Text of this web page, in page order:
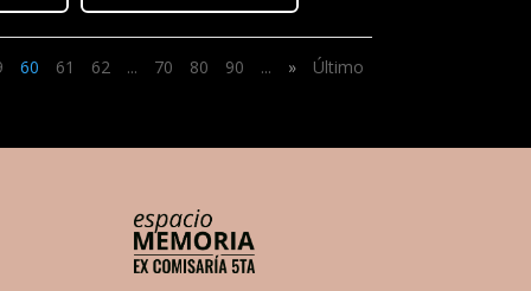
60 61 62 ... 70 80 90 ... » Último